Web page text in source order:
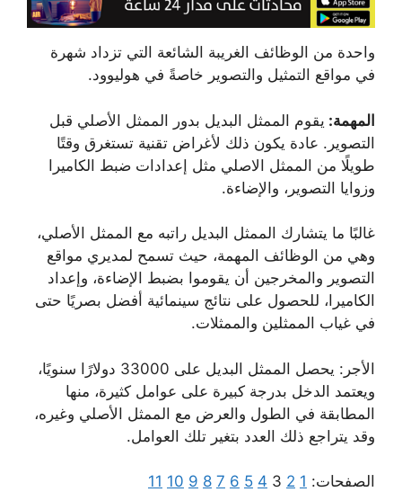
واحدة من الوظائف الغريبة الشائعة التي تزداد شهرة
في مواقع التمثيل والتصوير خاصةً في هوليوود.
المهمة: يقوم الممثل البديل بدور الممثل الأصلي قبل
التصوير. عادة يكون ذلك لأغراض تقنية تستغرق وقتًا
طويلًا من الممثل الاصلي مثل إعدادات ضبط الكاميرا
وزوايا التصوير، والإضاءة.
غالبًا ما يتشارك الممثل البديل راتبه مع الممثل الأصلي،
وهي من الوظائف المهمة، حيث تسمح لمديري مواقع
التصوير والمخرجين أن يقوموا بضبط الإضاءة، وإعداد
الكاميرا، للحصول على نتائج سينمائية أفضل بصريًا حتى
في غياب الممثلين والممثلات.
الأجر: يحصل الممثل البديل على 33000 دولارًا سنويًا،
ويعتمد الدخل بدرجة كبيرة على عوامل كثيرة، منها
المطابقة في الطول والعرض مع الممثل الأصلي وغيره،
وقد يتراجع ذلك العدد بتغير تلك العوامل.
الصفحات: 1
2
3
4
5
6
7
8
9
10
11